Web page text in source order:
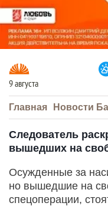
9 августа
Главная Новости
Следователь
вышедших на
Осужденные за
но вышедшие на
спецоперации,